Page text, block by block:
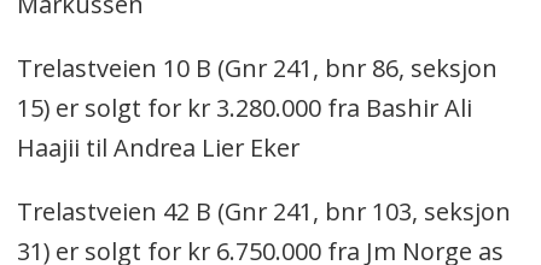
Trelastveien 10 B (Gnr 241, bnr 86, seksjon
15) er solgt for kr 3.280.000 fra Bashir Ali
Haajii til Andrea Lier Eker
Trelastveien 42 B (Gnr 241, bnr 103, seksjon
31) er solgt for kr 6.750.000 fra Jm Norge as